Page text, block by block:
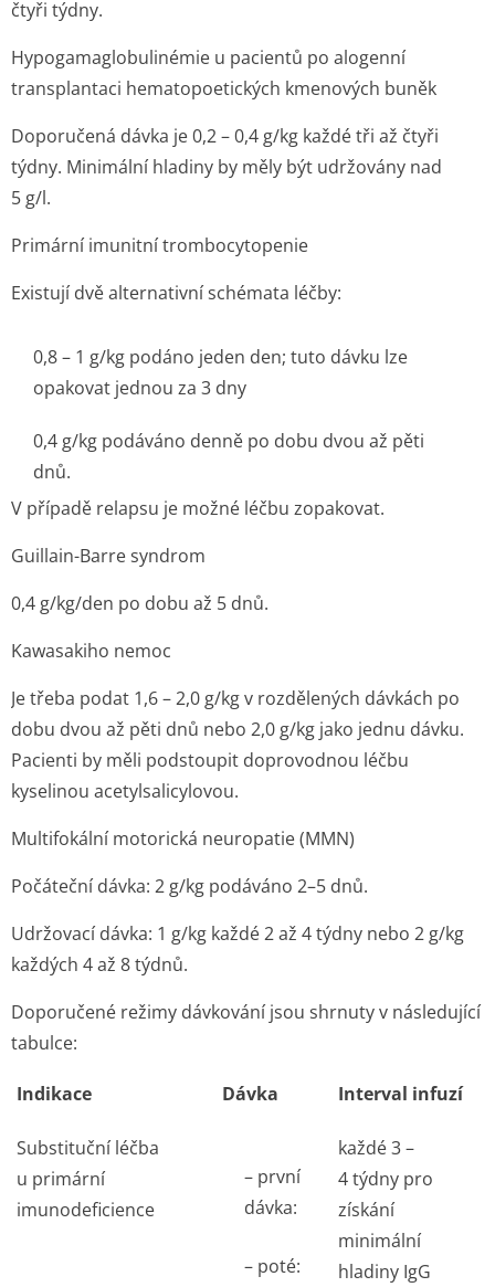
čtyři týdny.
Hypogamaglobu­linémie u pacientů po alogenní
transplantaci hematopoetických kmenových buněk
Doporučená dávka je 0,2 – 0,4 g/kg každé tři až čtyři
týdny. Minimální hladiny by měly být udržovány nad
5 g/l.
Primární imunitní trombocytopenie
Existují dvě alternativní schémata léčby:
0,8 – 1 g/kg podáno jeden den; tuto dávku lze
opakovat jednou za 3 dny
0,4 g/kg podáváno denně po dobu dvou až pěti
dnů.
V případě relapsu je možné léčbu zopakovat.
Guillain-Barre syndrom
0,4 g/kg/den po dobu až 5 dnů.
Kawasakiho nemoc
Je třeba podat 1,6 – 2,0 g/kg v rozdělených dávkách po
dobu dvou až pěti dnů nebo 2,0 g/kg jako jednu dávku.
Pacienti by měli podstoupit doprovodnou léčbu
kyselinou acetylsalicylovou.
Multifokální motorická neuropatie (MMN)
Počáteční dávka: 2 g/kg podáváno 2–5 dnů.
Udržovací dávka: 1 g/kg každé 2 až 4 týdny nebo 2 g/kg
každých 4 až 8 týdnů.
Doporučené režimy dávkování jsou shrnuty v následující
tabulce:
Indikace Dávka Interval infuzí
Substituční léčba
u primární
imunodeficience
– první
dávka:
– poté:
každé 3 –
4 týdny pro
získání
minimální
hladiny IgG